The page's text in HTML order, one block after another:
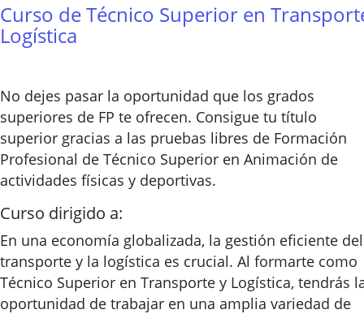
Curso de Técnico Superior en
Logística
No dejes pasar la oportunidad que los grados
superiores de FP te ofrecen. Consigue tu título
superior gracias a las pruebas libres de Formación
Profesional de Técnico Superior en Animación de
actividades físicas y deportivas.
Curso dirigido a:
En una economía globalizada, la gestión eficiente del
transporte y la logística es crucial. Al formarte como
Técnico Superior en Transporte y Logística, tendrás
oportunidad de trabajar en una amplia variedad de